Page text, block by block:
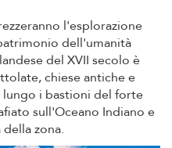
l'esplorazione
dell'umanità
del XVII secolo è
chiese antiche e
lungo i bastioni del forte
sull'Oceano Indiano e
zona.